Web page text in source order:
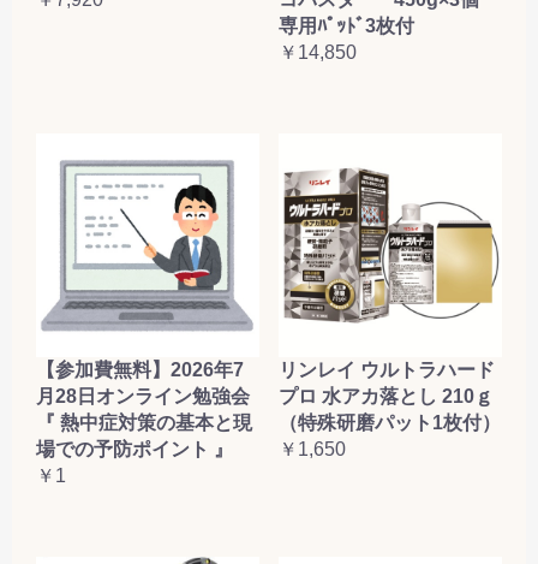
専用ﾊﾟｯﾄﾞ3枚付
￥14,850
【参加費無料】2026年7
月28日オンライン勉強会
『 熱中症対策の基本と現
場での予防ポイント 』
￥1
リンレイ ウルトラハード
プロ 水アカ落とし 210ｇ
（特殊研磨パット1枚付）
￥1,650